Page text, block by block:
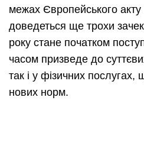
межах Європейського акту
доведеться ще трохи
року стане початком
часом призведе до
так і у фізичних послугах,
нових норм.